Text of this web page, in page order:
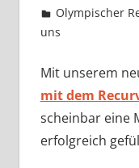
7. Oktober
Martina Berg
Olympischer
uns
Mit unserem
mit dem
scheinbar eine
erfolgreich